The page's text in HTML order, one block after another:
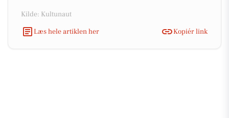
Kilde: Kultunaut
Læs hele artiklen her
Kopiér link